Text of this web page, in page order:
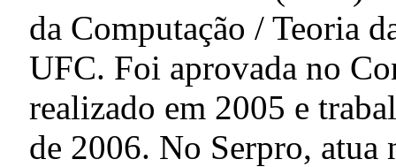
da Computação / Teoria
UFC. Foi aprovada no
realizado em 2005 e
de 2006. No Serpro, atua